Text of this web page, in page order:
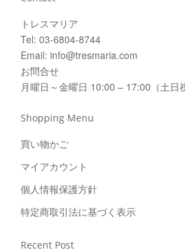
トレスマリア
Tel: 03-6804-8744
Email: info@tresmaria.com
お問合せ
月曜日～金曜日 10:00 – 17:00（土日
Shopping Menu
買い物かご
マイアカウント
個人情報保護方針
特定商取引法に基づく表示
Recent Post